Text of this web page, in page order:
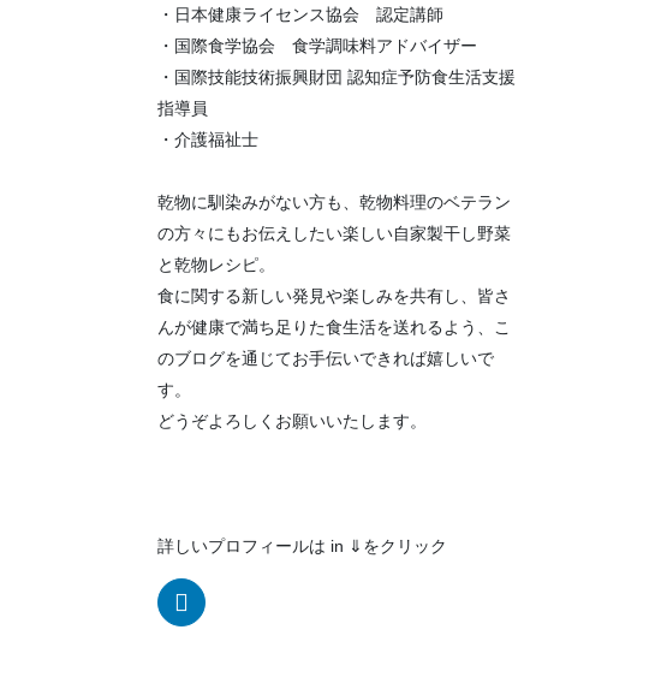
・日本健康ライセンス協会 認定講師
・国際食学協会 食学調味料アドバイザー
・国際技能技術振興財団 認知症予防食生活支援
指導員
・介護福祉士
乾物に馴染みがない方も、乾物料理のベテラン
の方々にもお伝えしたい楽しい自家製干し野菜
と乾物レシピ。
食に関する新しい発見や楽しみを共有し、皆さ
んが健康で満ち足りた食生活を送れるよう、こ
のブログを通じてお手伝いできれば嬉しいで
す。
どうぞよろしくお願いいたします。
詳しいプロフィールは in ⇓をクリック